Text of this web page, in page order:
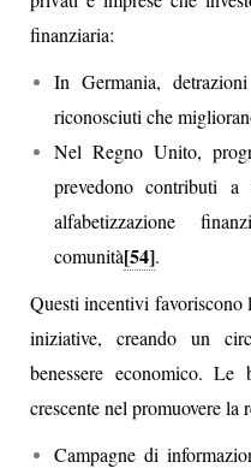
finanziaria:
In Germania,
riconosciuti che
Nel Regno Unito,
prevedono contributi
alfabetizzazione
comunità[54].
Questi incentivi favoriscono
iniziative, creando un
benessere economico.
crescente nel promuovere la
Campagne di